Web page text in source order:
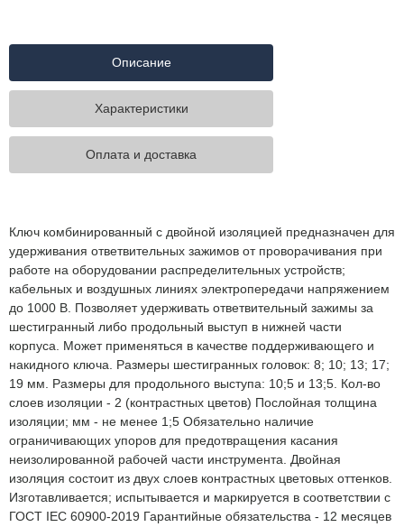
Описание
Характеристики
Оплата и доставка
Ключ комбинированный с двойной изоляцией предназначен для
удерживания ответвительных зажимов от проворачивания при
работе на оборудовании распределительных устройств;
кабельных и воздушных линиях электропередачи напряжением
до 1000 В. Позволяет удерживать ответвительный зажимы за
шестигранный либо продольный выступ в нижней части
корпуса. Может применяться в качестве поддерживающего и
накидного ключа. Размеры шестигранных головок: 8; 10; 13; 17;
19 мм. Размеры для продольного выступа: 10;5 и 13;5. Кол-во
слоев изоляции - 2 (контрастных цветов) Послойная толщина
изоляции; мм - не менее 1;5 Обязательно наличие
ограничивающих упоров для предотвращения касания
неизолированной рабочей части инструмента. Двойная
изоляция состоит из двух слоев контрастных цветовых оттенков.
Изготавливается; испытывается и маркируется в соответствии с
ГОСТ IEC 60900-2019 Гарантийные обязательства - 12 месяцев